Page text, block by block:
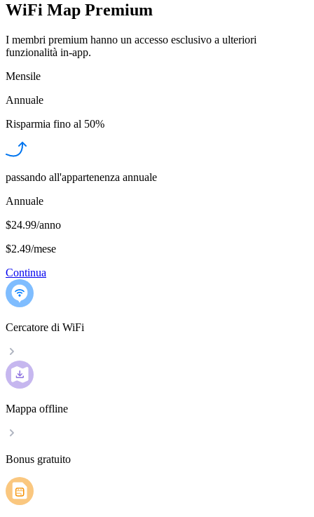
WiFi Map Premium
I membri premium hanno un accesso esclusivo a ulteriori
funzionalità in-app.
Mensile
Annuale
Risparmia fino al 50%
passando all'appartenenza annuale
Annuale
$24.99/anno
$2.49/mese
Continua
Cercatore di WiFi
Mappa offline
Bonus gratuito